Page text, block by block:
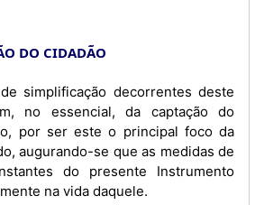
DO CIDADÃO
no essencial, da captação do
por ser este o principal foco da
augurando-se que as medidas de
do presente Instrumento
na vida daquele.